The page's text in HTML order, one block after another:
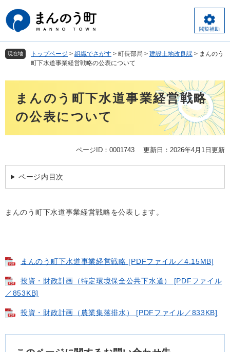
ー
ジ
先
頭
す
ニ
ュ
を
飛
し
閲覧補助
現在地 トップページ > 組織でさがす > 町長部局 > 建設土地改良課 > まんのう
町下水道事業経営戦略の公表について
まんのう町下水道事業経営戦略
の公表について
ページID：0001743 更新日：2026年4月1日更新
ページ内目次
まんのう町下水道事業経営戦略を公表します。
まんのう町下水道事業経営戦略 [PDFファイル／4.15MB]
投資・財政計画（特定環境保全公共下水道） [PDFファイル
／853KB]
投資・財政計画（農業集落排水） [PDFファイル／833KB]